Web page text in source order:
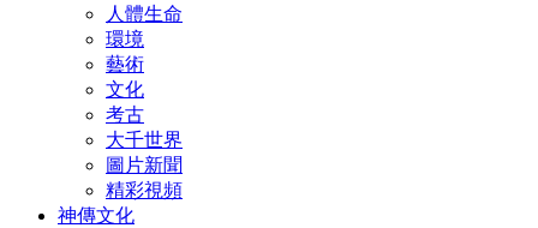
人體生命
環境
藝術
文化
考古
大千世界
圖片新聞
精彩視頻
神傳文化